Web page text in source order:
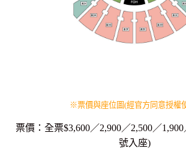
※票價與座位圖(經官方同意授權
票價：全票$3,600／2,900／2,500／
號入座)